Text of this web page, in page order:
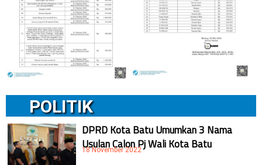
POLITIK
DPRD Kota Batu Umumkan 3 Nama
Usulan Calon Pj Wali Kota Batu
18 November 2022